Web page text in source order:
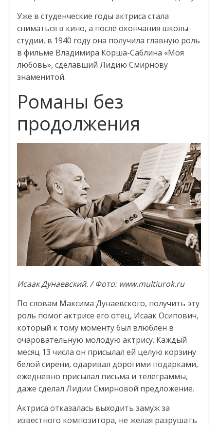
Уже в студенческие годы актриса стала
сниматься в кино, а после окончания школы-
студии, в 1940 году она получила главную роль
в фильме Владимира Корша-Саблина «Моя
любовь», сделавший Лидию Смирнову
знаменитой.
Романы без
продолжения
Исаак Дунаевский. / Фото: www.multiurok.ru
По словам Максима Дунаевского, получить эту
роль помог актрисе его отец, Исаак Осипович,
который к тому моменту был влюблён в
очаровательную молодую актрису. Каждый
месяц 13 числа он присылал ей целую корзину
белой сирени, одаривал дорогими подарками,
ежедневно присылал письма и телеграммы,
даже сделал Лидии Смирновой предложение.
Актриса отказалась выходить замуж за
известного композитора, не желая разрушать